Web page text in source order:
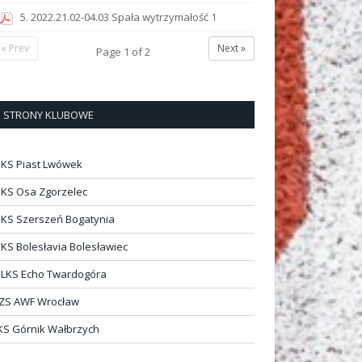
5. 2022.21.02-04.03 Spała wytrzymałość 1
Next »
Page 1 of2
« Prev
STRONY KLUBOWE
Piast Lwówek
Osa Zgorzelec
Szerszeń Bogatynia
Bolesłavia Bolesławiec
Echo Twardogóra
AWF Wrocław
Górnik Wałbrzych